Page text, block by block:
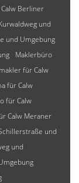
Berliner
und
und Umgebung
Maklerbüro
für Calw
für Calw
für Calw
Calw Meraner
und
und